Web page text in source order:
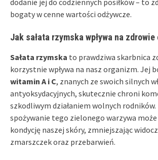
bogaty w cenne wartości odżywcze.
Jak sałata rzymska wpływa na
Sałata rzymska to prawdziwa skarbnica
korzystnie wpływa na nasz organizm. Jej
witamin A i C, znanych ze swoich silnych
antyoksydacyjnych, skutecznie chroni
szkodliwym działaniem wolnych rodników.
spożywanie tego zielonego warzywa
kondycję naszej skóry, zmniejszając
zmarszczek oraz przebarwień.